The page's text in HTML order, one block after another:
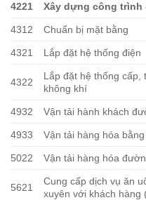
4221 Xây dựng công trình
4312 Chuẩn bị mặt bằng
4321 Lắp đặt hệ thống điện
4322
Lắp đặt hệ thống
không khí
4932 Vận tải hành khách
4933 Vận tải hàng hóa
5022 Vận tải hàng hóa
5621
Cung cấp dịch vụ ăn
xuyên với khách